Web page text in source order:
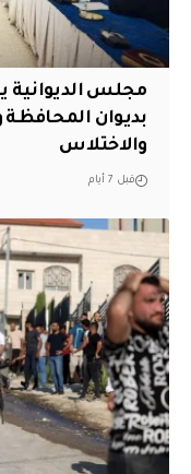
مجلس
بديوان
والاختلاس
قبل 7 أيام